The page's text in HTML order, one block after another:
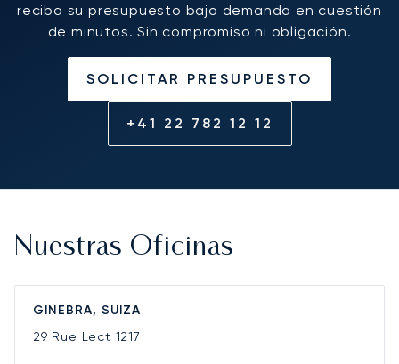
reciba su presupuesto bajo demanda en cuestión
de minutos. Sin compromiso ni obligación.
SOLICITAR PRESUPUESTO
+41 22 782 12 12
Nuestras Oficinas
GINEBRA, SUIZA
29 Rue Lect 1217